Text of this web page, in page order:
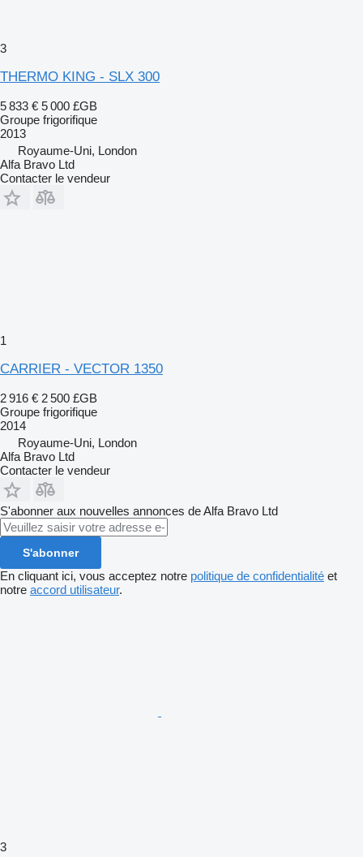
3
THERMO KING - SLX 300
5 833 € 5 000 £GB
Groupe frigorifique
2013
Royaume-Uni, London
Alfa Bravo Ltd
Contacter le vendeur
1
CARRIER - VECTOR 1350
2 916 € 2 500 £GB
Groupe frigorifique
2014
Royaume-Uni, London
Alfa Bravo Ltd
Contacter le vendeur
S'abonner aux nouvelles annonces de Alfa Bravo Ltd
S'abonner
En cliquant ici, vous acceptez notre politique de confidentialité et
notre accord utilisateur.
3